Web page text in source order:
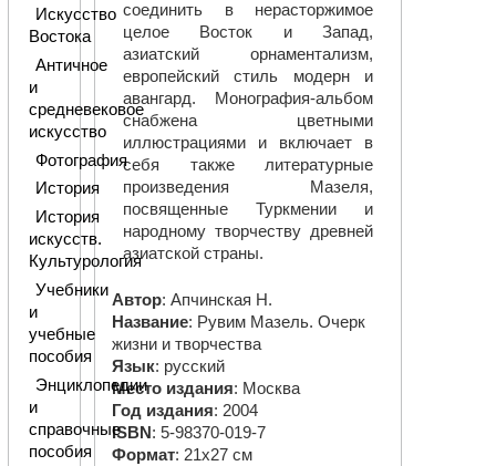
соединить в нерасторжимое
целое Восток и Запад,
азиатский орнаментализм,
европейский стиль модерн и
авангард. Монография-альбом
снабжена цветными
иллюстрациями и включает в
себя также литературные
произведения Мазеля,
посвященные Туркмении и
народному творчеству древней
азиатской страны.
Автор: Апчинская Н.
Название: Рувим Мазель. Очерк
жизни и творчества
Язык: русский
Место издания: Москва
Год издания: 2004
ISBN : 5-98370-019-7
Формат: 21х27 см
Искусство
Востока
Античное
и
средневековое
искусство
Фотография
История
История
искусств.
Культурология
Учебники
и
учебные
пособия
Энциклопедии
и
справочные
пособия